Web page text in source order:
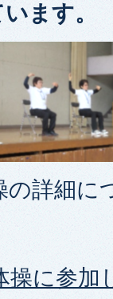
ます。
の詳細に
操に参加